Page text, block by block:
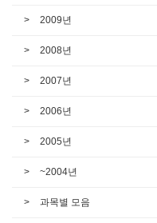
2009년
2008년
2007년
2006년
2005년
~2004년
과목별 모음